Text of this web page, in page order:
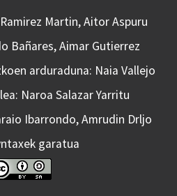
Martin, Aitor Aspuru
Bañares, Aimar Gutierrez
arduraduna: Naia Vallejo
Naroa Salazar Yarritu
Ibarrondo, Amrudin Drljo
garatua